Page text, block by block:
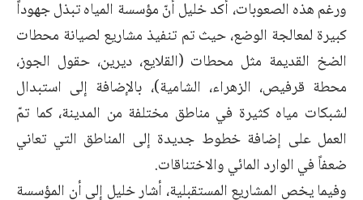
ورغم هذه الصعوبات، أكد خليل أنّ مؤسسة المياه تبذل جهوداً
كبيرة لمعالجة الوضع، حيث تم تنفيذ مشاريع لصيانة محطات
الضخ القديمة مثل محطات (القلايع، ديرين، حقول الجوز،
محطة قرفيص، الزهراء، الشامية)، بالإضافة إلى استبدال
لشبكات مياه كثيرة في مناطق مختلفة من المدينة، كما تمّ
العمل على إضافة خطوط جديدة إلى المناطق التي تعاني
ضعفاً في الوارد المائي والاختناقات.
وفيما يخص المشاريع المستقبلية، أشار خليل إلى أن المؤسسة